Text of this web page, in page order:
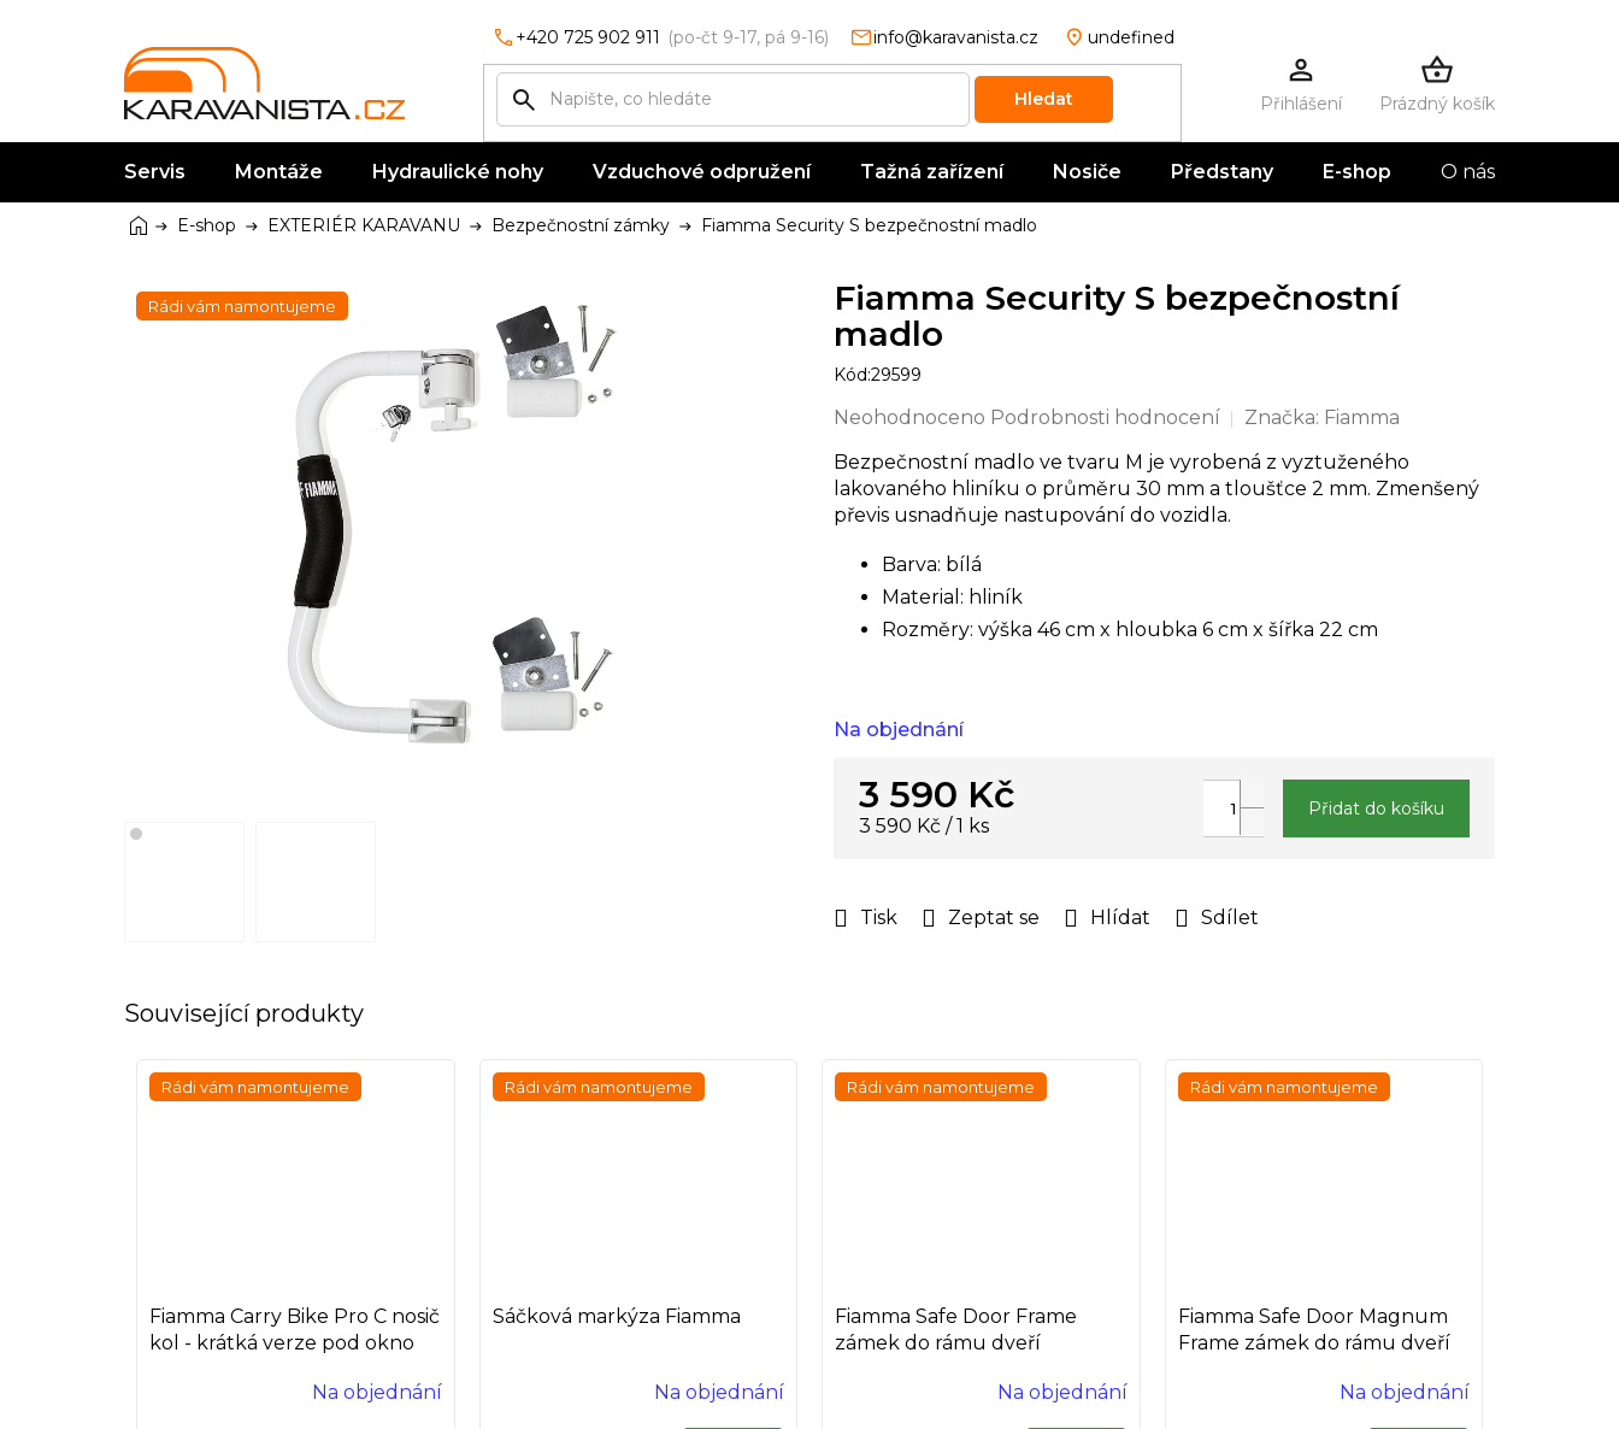
+420 725 902 911 info@karavanista.cz undefined
Hledat Prázdný košík
Servis Montáže Hydraulické nohy Vzduchové odpružení Tažná zařízení Nosiče Předstany E-shop O nás
Domů
E-shop EXTERIÉR KARAVANU Bezpečnostní zámky Fiamma Security S bezpečnostní madlo
Rádi vám namontujeme
Na objednání
Bezpečnostní madlo ve tvaru M je vyrobená z vyztuženého
lakovaného hliníku o průměru 30 mm a tloušťce 2 mm. Zmenšený
převis usnadňuje nastupování do vozidla.
Barva: bílá
Material: hliník
Rozměry: výška 46 cm x hloubka 6 cm x šířka 22 cm
Tisk Zeptat se Hlídat Sdílet
Fiamma Security S bezpečnostní
madlo
Kód:29599
Průměrné
produktu
je
0,0
hvězdiček.
Neohodnoceno Podrobnosti hodnocení Značka: Fiamma
3 590 Kč
Měrná
3 590 Kč / 1 ks
Přidat do košíku
Související produkty
Rádi vám namontujeme
Fiamma Carry Bike Pro C nosič
kol - krátká verze pod okno
Na objednání
Rádi vám namontujeme
Sáčková markýza Fiamma
Na objednání
Rádi vám namontujeme
Fiamma Safe Door Frame
zámek do rámu dveří
Na objednání
Rádi vám namontujeme
Fiamma Safe Door Magnum
Frame zámek do rámu dveří
Na objednání